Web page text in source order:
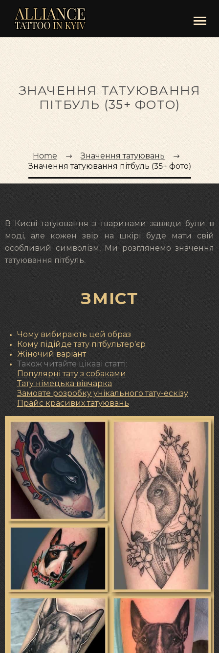
ЗНАЧЕННЯ ТАТУЮВАННЯ
ПІТБУЛЬ (35+ ФОТО)
Home
Значення татуювань
Значення татуювання пітбуль (35+ фото)
В Києві татуювання з тваринами завжди були в
моді, але кожен звір на шкірі буде мати свій
особливий символізм. Ми розглянемо значення
татуювання пітбуль.
ЗМІСТ
Чому вибирають цей образ
Кому підійде тату пітбультер’єр
Жіночий варіант
Також читайте цікаві статті:
Популярні тату з собаками
Тату німецька вівчарка
Замовте розробку унікального тату-ескізу
Прайс красивих татуювань